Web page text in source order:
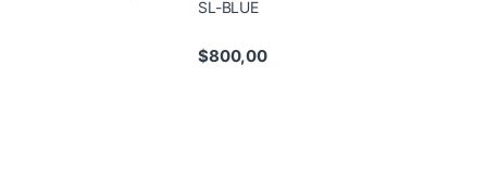
SL-BLUE
$800,00